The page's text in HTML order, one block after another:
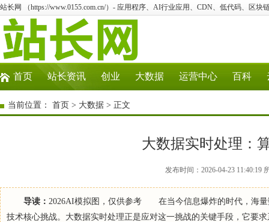
站长网 （https://www.0155.com.cn/）- 应用程序、AI行业应用、CDN、低代码、区块
首页 站长资讯 创业 大数据 运营中心 百科
当前位置： 首页 > 大数据 > 正文
大数据实时处理：
发布时间：2026-04-23 11:40:19
导读： 2026AI模拟图，仅供参考 在当今信息爆炸的时代，海量
技术核心挑战。大数据实时处理正是应对这一挑战的关键手段，它要